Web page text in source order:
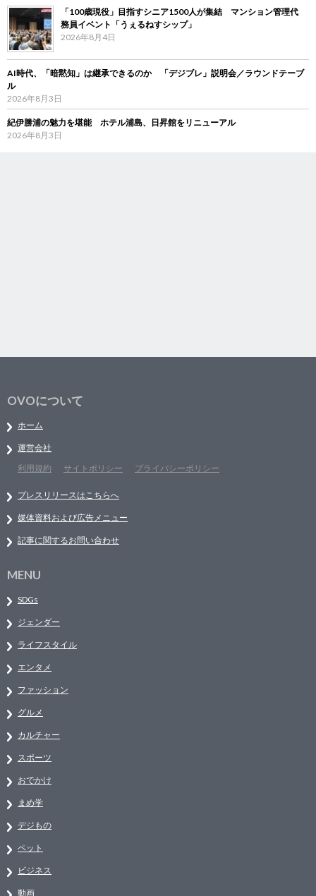
「100歳現役」目指すシニア1500人が集結 マンション管理代
務員イベント「うぇるねすシップ」
2026年8月4日
AI時代、「暗黙知」は継承できるのか 「デジブレ」説明会／ラウンドテーブ
ル
2026年8月3日
紀伊勝浦の魅力を堪能 ホテル浦島、日昇館をリニューアル
2026年8月3日
OVOについて
ホーム
運営会社
利用規約
サイトポリシー プライバシーポリシー
プレスリリースはこちらへ
媒体資料および広告メニュー
記事に関するお問い合わせ
MENU
SDGs
ジェンダー
ライフスタイル
エンタメ
ファッション
グルメ
カルチャー
スポーツ
おでかけ
まめ学
デジもの
ペット
ビジネス
動画